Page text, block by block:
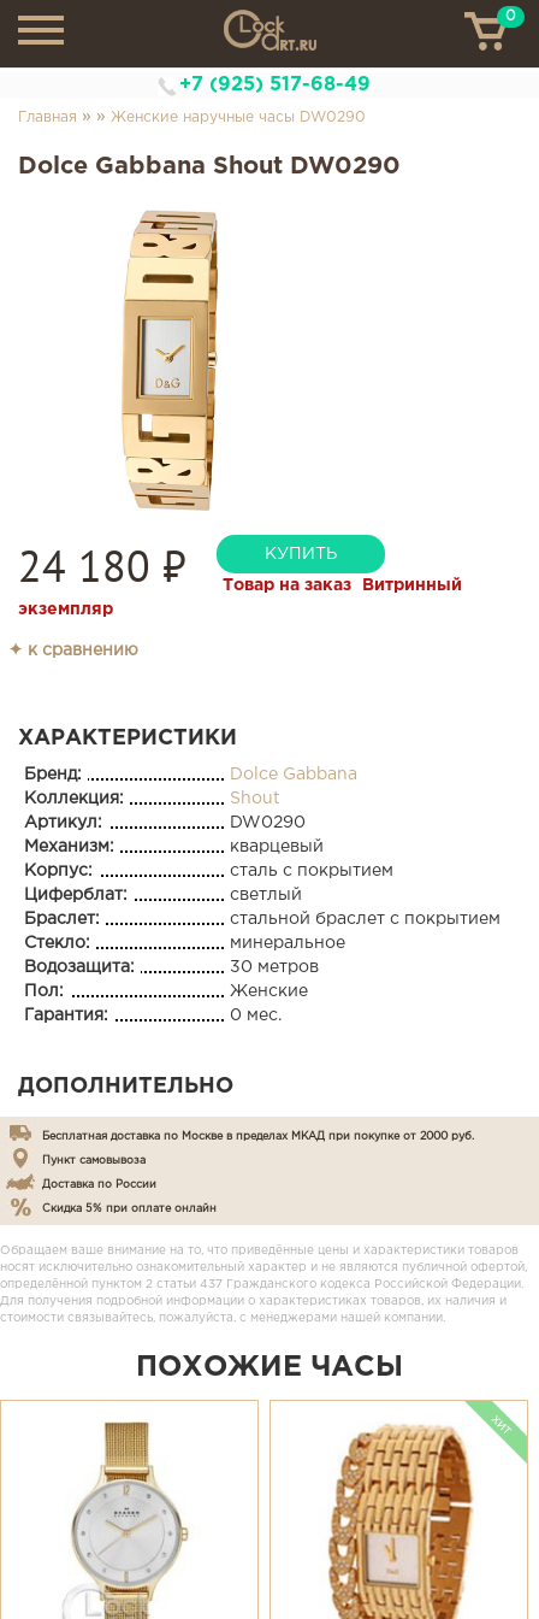
+7 (925) 517-68-49
ТН
0
Главная » » Женские наручные часы DW0290
Dolce Gabbana Shout DW0290
24 180 ₽ КУПИТЬ
Товар на заказ
Витринный
экземпляр
✦ к сравнению
ХАРАКТЕРИСТИКИ
Бренд:
Dolce Gabbana
Коллекция:
Shout
Артикул:
DW0290
Механизм:
кварцевый
Корпус:
сталь с покрытием
Циферблат:
светлый
Браслет:
стальной браслет с покрытием
Стекло:
минеральное
Водозащита:
30 метров
Пол:
Женские
Гарантия:
0 мес.
ДОПОЛНИТЕЛЬНО
Бесплатная доставка по Москве в пределах МКАД при покупке от 2000 руб.
Пункт самовывоза
Доставка по России
Скидка 5% при оплате онлайн
Обращаем ваше внимание на то, что приведённые цены и характеристики товаров
носят исключительно ознакомительный характер и не являются публичной офертой,
определённой пунктом 2 статьи 437 Гражданского кодекса Российской Федерации.
Для получения подробной информации о характеристиках товаров, их наличия и
стоимости связывайтесь, пожалуйста, с менеджерами нашей компании.
ПОХОЖИЕ ЧАСЫ